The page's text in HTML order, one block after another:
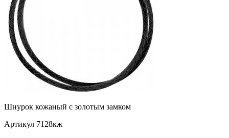
Шнурок кожаный с золотым замком
Артикул 7128кж